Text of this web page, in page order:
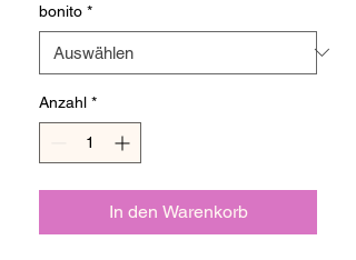
bonito *
Anzahl *
In den Warenkorb